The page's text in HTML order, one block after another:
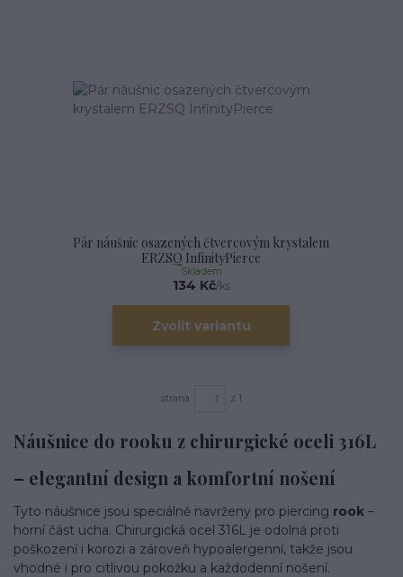
Pár náušnic osazených čtvercovým krystalem
ERZSQ InfinityPierce
134 Kč/ks
Skladem
Zvolit variantu
strana z 1
Náušnice do rooku z chirurgické oceli 316L
– elegantní design a komfortní nošení
Tyto náušnice jsou speciálně navrženy pro piercing rook –
horní část ucha. Chirurgická ocel 316L je odolná proti
poškození i korozi a zároveň hypoalergenní, takže jsou
vhodné i pro citlivou pokožku a každodenní nošení.